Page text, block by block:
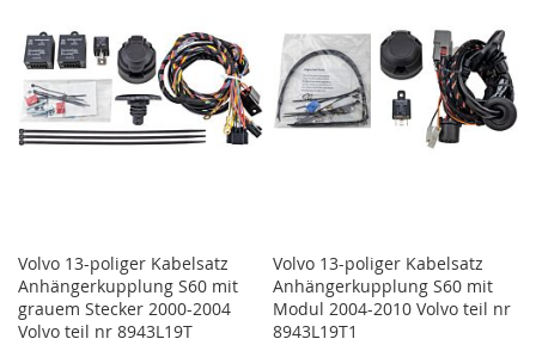
Volvo 13-poliger Kabelsatz
Anhängerkupplung S60 mit
grauem Stecker 2000-2004
Volvo teil nr 8943L19T
Volvo 13-poliger Kabelsatz
Anhängerkupplung S60 mit
Modul 2004-2010 Volvo teil nr
8943L19T1